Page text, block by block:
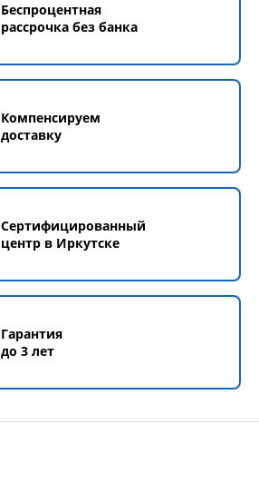
Беспроцентная
рассрочка без банка
Компенсируем
доставку
Сертифицированный
центр в Иркутске
Гарантия
до 3 лет